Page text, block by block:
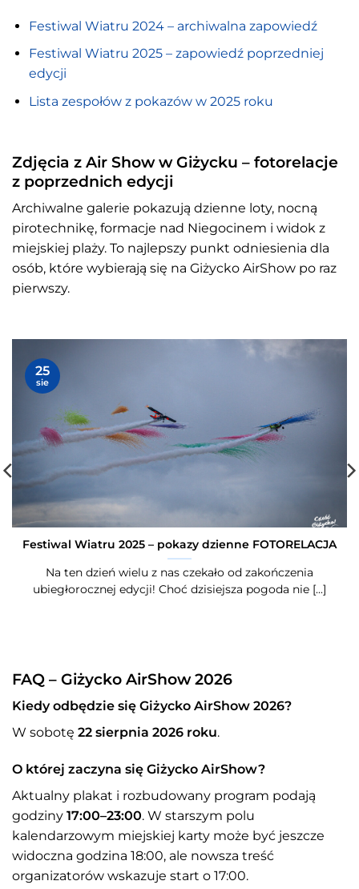
Festiwal Wiatru 2024 – archiwalna zapowiedź
Festiwal Wiatru 2025 – zapowiedź poprzedniej
edycji
Lista zespołów z pokazów w 2025 roku
Zdjęcia z Air Show w Giżycku – fotorelacje
z poprzednich edycji
Archiwalne galerie pokazują dzienne loty, nocną
pirotechnikę, formacje nad Niegocinem i widok z
miejskiej plaży. To najlepszy punkt odniesienia dla
osób, które wybierają się na Giżycko AirShow po raz
pierwszy.
Festiwal Wiatru 2025 – pokazy dzienne FOTORELACJA
Na ten dzień wielu z nas czekało od zakończenia
ubiegłorocznej edycji! Choć dzisiejsza pogoda nie [...]
25
sie
FAQ – Giżycko AirShow 2026
Kiedy odbędzie się Giżycko AirShow 2026?
W sobotę 22 sierpnia 2026 roku.
O której zaczyna się Giżycko AirShow?
Aktualny plakat i rozbudowany program podają
godziny 17:00–23:00. W starszym polu
kalendarzowym miejskiej karty może być jeszcze
widoczna godzina 18:00, ale nowsza treść
organizatorów wskazuje start o 17:00.